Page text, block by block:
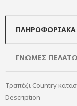
ΠΛΗΡΟΦΟΡΙΑΚΆ
ΓΝΏΜΕΣ
Τραπέζι Country
Description